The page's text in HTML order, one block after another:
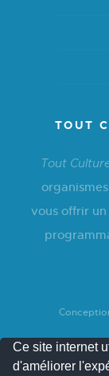
TOUT
Tout
vous offrir
Ce site internet
d'améliorer